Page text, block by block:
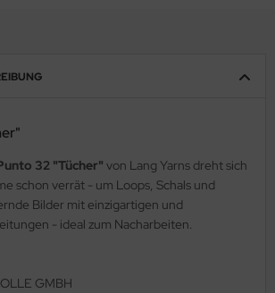
32 "Tücher" von Lang Yarns dreht sich
schon verrät - um Loops, Schals und
Bilder mit einzigartigen und
- ideal zum Nacharbeiten.
GMBH